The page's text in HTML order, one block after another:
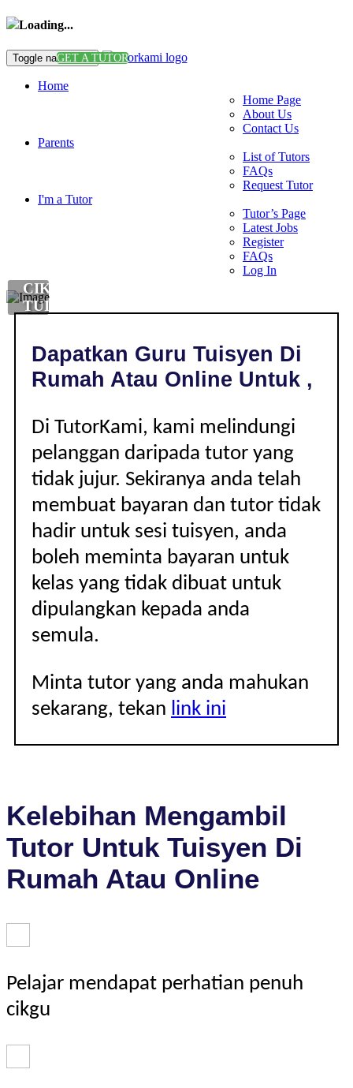
Loading...
Toggle navigationGET A TUTOR
Home
Home Page
About Us
Contact Us
Parents
List of Tutors
FAQs
Request Tutor
I'm a Tutor
Tutor’s Page
Latest Jobs
Register
FAQs
Log In
CIKGU
TUISYEN
Dapatkan Guru Tuisyen Di
Rumah Atau Online Untuk ,
Di TutorKami, kami melindungi
pelanggan daripada tutor yang
tidak jujur. Sekiranya anda telah
membuat bayaran dan tutor tidak
hadir untuk sesi tuisyen, anda
boleh meminta bayaran untuk
kelas yang tidak dibuat untuk
dipulangkan kepada anda
semula.
Minta tutor yang anda mahukan
sekarang, tekan link ini
Kelebihan Mengambil
Tutor Untuk Tuisyen Di
Rumah Atau Online
Pelajar mendapat perhatian penuh
cikgu